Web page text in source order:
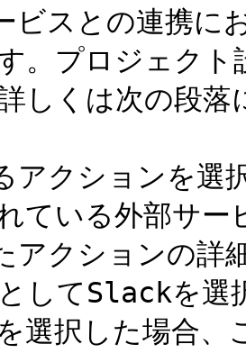
スとの連携に
。プロジェク
しくは次の段
クションを選
ている外部サ
クションの詳
してSlackを選
選択した場合